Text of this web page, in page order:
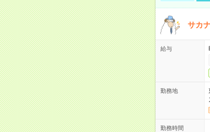
サカ
給与
勤務地
勤務時間